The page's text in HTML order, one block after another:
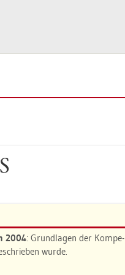
2004: Grund­la­gen der Kom­pe­
wurde.